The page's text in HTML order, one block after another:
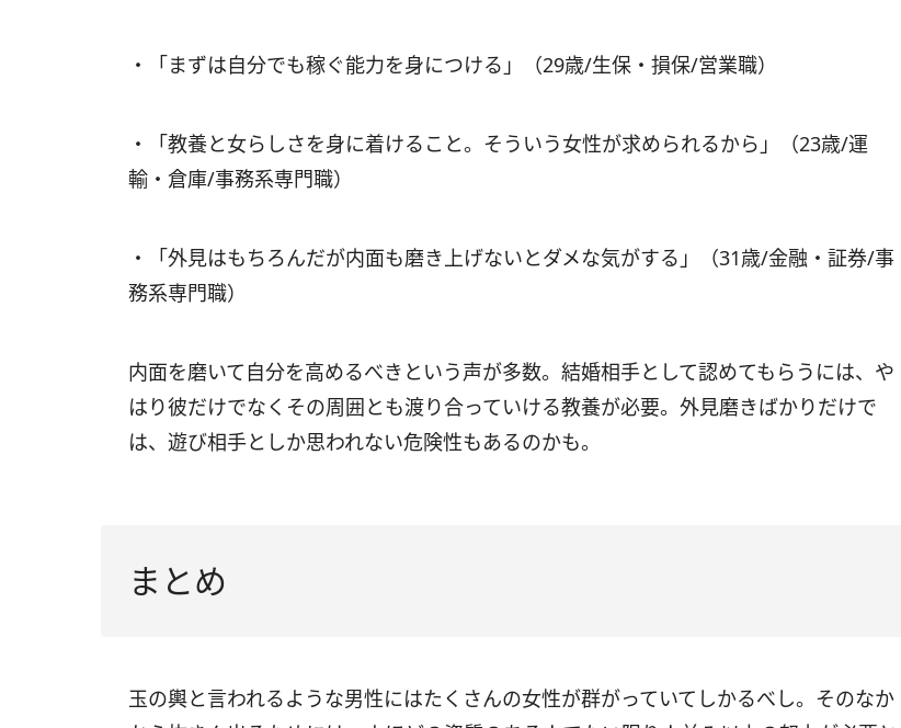
・「まずは自分でも稼ぐ能力を身につける」（29歳/生保・損保/営業職）
・「教養と女らしさを身に着けること。そういう女性が求められるから」（23歳/運
輸・倉庫/事務系専門職）
・「外見はもちろんだが内面も磨き上げないとダメな気がする」（31歳/金融・証券/事
務系専門職）
内面を磨いて自分を高めるべきという声が多数。結婚相手として認めてもらうには、や
はり彼だけでなくその周囲とも渡り合っていける教養が必要。外見磨きばかりだけで
は、遊び相手としか思われない危険性もあるのかも。
まとめ
玉の輿と言われるような男性にはたくさんの女性が群がっていてしかるべし。そのなか